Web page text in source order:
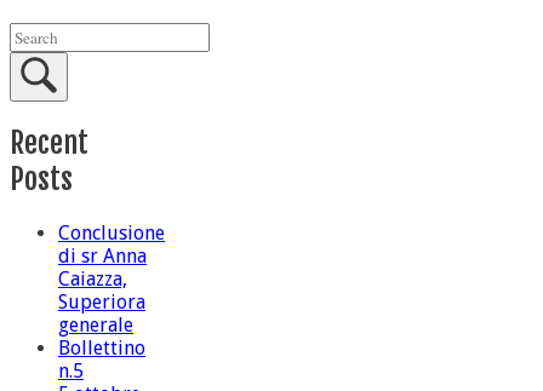
Recent
Posts
Conclusione
di sr Anna
Caiazza,
Superiora
generale
Bollettino
n.5